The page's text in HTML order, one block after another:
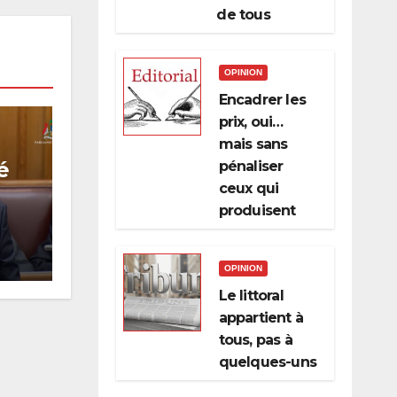
de tous
OPINION
Encadrer les
prix, oui…
mais sans
pénaliser
ceux qui
produisent
OPINION
Le littoral
appartient à
tous, pas à
quelques-uns